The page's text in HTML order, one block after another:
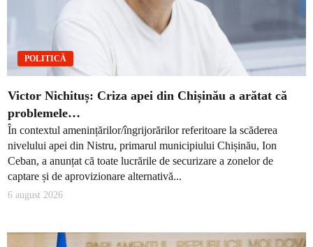
POLITICĂ
Victor Nichituș: Criza apei din Chișinău a arătat că
problemele…
În contextul amenințărilor/îngrijorărilor referitoare la scăderea
nivelului apei din Nistru, primarul municipiului Chișinău, Ion
Ceban, a anunțat că toate lucrările de securizare a zonelor de
captare și de aprovizionare alternativă...
6 august 2026